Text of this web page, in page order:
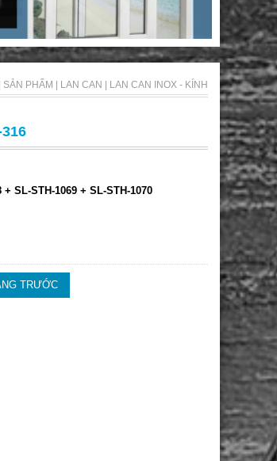
SẢN PHẨM LAN CAN LAN CAN INOX - KÍNH
SL-STH-1069 + SL-STH-1070
TRƯỚC